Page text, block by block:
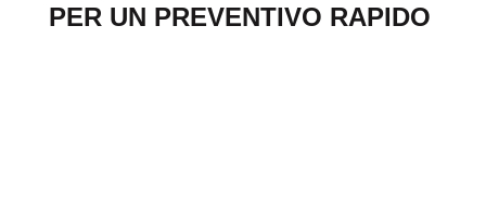
PER UN PREVENTIVO RAPIDO